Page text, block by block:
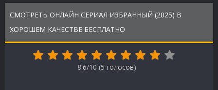
СМОТРЕТЬ ОНЛАЙН СЕРИАЛ ИЗБРАННЫЙ (2025) В
ХОРОШЕМ КАЧЕСТВЕ БЕСПЛАТНО
8.6/10 (5 голосов)